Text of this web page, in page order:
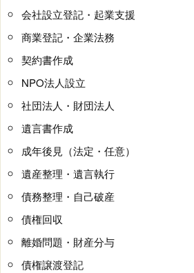
会社設立登記・起業支援
商業登記・企業法務
契約書作成
NPO法人設立
社団法人・財団法人
遺言書作成
成年後見（法定・任意）
遺産整理・遺言執行
債務整理・自己破産
債権回収
離婚問題・財産分与
債権譲渡登記